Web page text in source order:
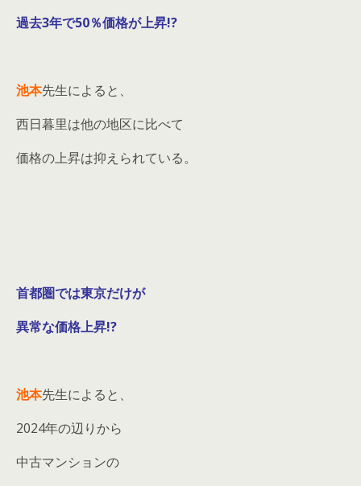
過去3年で50％価格が上昇!?
池本先生によると、
西日暮里は他の地区に比べて
価格の上昇は抑えられている。
首都圏では東京だけが
異常な価格上昇!?
池本先生によると、
2024年の辺りから
中古マンションの